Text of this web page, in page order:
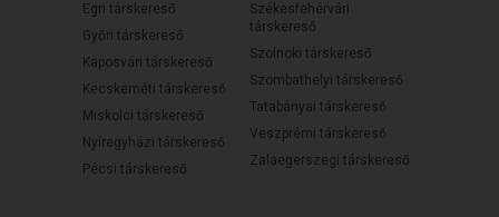
Egri társkereső
Győri társkereső
Kaposvári társkereső
Kecskeméti társkereső
Miskolci társkereső
Nyíregyházi társkereső
Pécsi társkereső
Székesfehérvári
társkereső
Szolnoki társkereső
Szombathelyi társkereső
Tatabányai társkereső
Veszprémi társkereső
Zalaegerszegi társkereső